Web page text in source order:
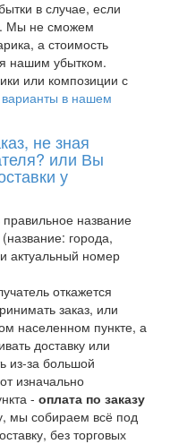
в случае, если
Мы не сможем
а стоимость
нашим убытком.
или композиции с
варианты в нашем
не зная
или Вы
у
название
города,
актуальный номер
откажется
заказ, или
населенном пункте, а
доставку или
из-за большой
изначально
- оплата по заказу
мы собираем всё под
без торговых